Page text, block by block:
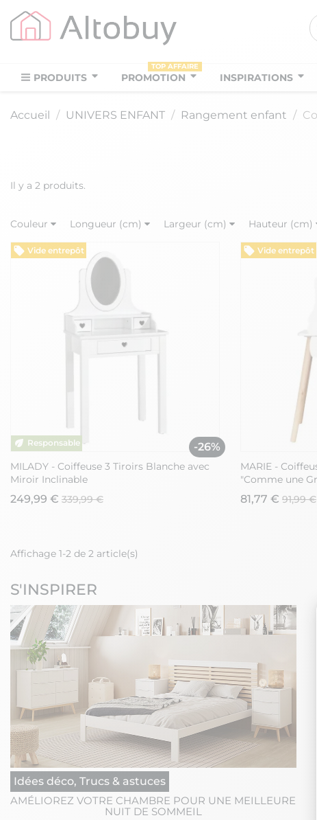
PRODUITS PROMOTION
TOP AFFAIRE
INSPIRATIONS
Accueil UNIVERS ENFANT Rangement enfant
Il y a 2 produits.
Couleur Longueur (cm) Largeur (cm) Hauteur (cm)
Vide entrepôt
-26%
MILADY - Coiffeuse 3 Tiroirs Blanche avec
Miroir Inclinable
249,99 € 339,99 €
Vide entrepôt
MARIE -
"Comme une
81,77 € 91,99 €
Affichage 1-2 de 2 article(s)
S'INSPIRER
Idées déco, Trucs & astuces
AMÉLIOREZ VOTRE CHAMBRE POUR UNE MEILLEURE
NUIT DE SOMMEIL